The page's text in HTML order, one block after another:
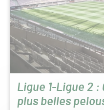
Ligue 1-Ligue 2 :
plus belles